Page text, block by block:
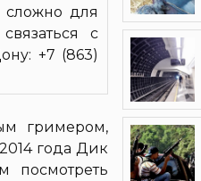
сложно для
с
+7 (863)
гримером,
года Дик
посмотреть